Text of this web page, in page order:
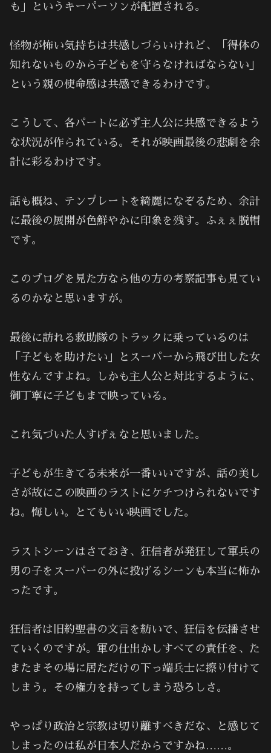
も」というキーパーソンが配置される。
怪物が怖い気持ちは共感しづらいけれど、「得体の
知れないものから子どもを守らなければならない」
という親の使命感は共感できるわけです。
こうして、各パートに必ず主人公に共感できるよう
な状況が作られている。それが映画最後の悲劇を余
計に彩るわけです。
話も概ね、テンプレートを綺麗になぞるため、余計
に最後の展開が色鮮やかに印象を残す。ふぇぇ脱帽
です。
このブログを見た方なら他の方の考察記事も見てい
るのかなと思いますが。
最後に訪れる救助隊のトラックに乗っているのは
「子どもを助けたい」とスーパーから飛び出した女
性なんですよね。しかも主人公と対比するように、
御丁寧に子どもまで映っている。
これ気づいた人すげぇなと思いました。
子どもが生きてる未来が一番いいですが、話の美し
さが故にこの映画のラストにケチつけられないです
ね。悔しい。とてもいい映画でした。
ラストシーンはさておき、狂信者が発狂して軍兵の
男の子をスーパーの外に投げるシーンも本当に怖か
ったです。
狂信者は旧約聖書の文言を紡いで、狂信を伝播させ
ていくのですが。軍の仕出かしすべての責任を、た
またまその場に居ただけの下っ端兵士に擦り付けて
しまう。その権力を持ってしまう恐ろしさ。
やっぱり政治と宗教は切り離すべきだな、と感じて
しまったのは私が日本人だからですかね……。